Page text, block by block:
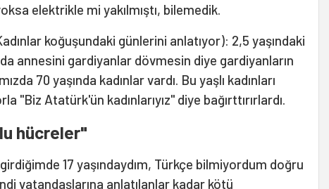
elektrikle mi yakılmıştı, bilemedik.
koğuşundaki günlerini anlatıyor): 2,5 yaşındaki
annesini gardiyanlar dövmesin diye gardiyanların
70 yaşında kadınlar vardı. Bu yaşlı kadınları
"Biz Atatürk'ün kadınlarıyız" diye bağırttırırlardı.
hücreler"
17 yaşındaydım, Türkçe bilmiyordum doğru
vatandaşlarına anlatılanlar kadar kötü